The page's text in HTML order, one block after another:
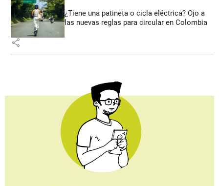
¿Tiene una patineta o cicla eléctrica? Ojo a
las nuevas reglas para circular en Colombia
share